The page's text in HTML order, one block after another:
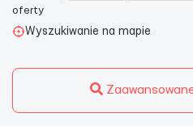
oferty
Wyszukiwanie na mapie